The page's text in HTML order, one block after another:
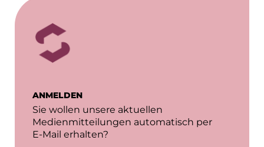
RE/MAX Germany
Rock Capital Group
Scrivo Communications
Starlab International GmbH
ANMELDEN
Sie wollen unsere aktuellen
Medienmitteilungen automatisch per
E-Mail erhalten?